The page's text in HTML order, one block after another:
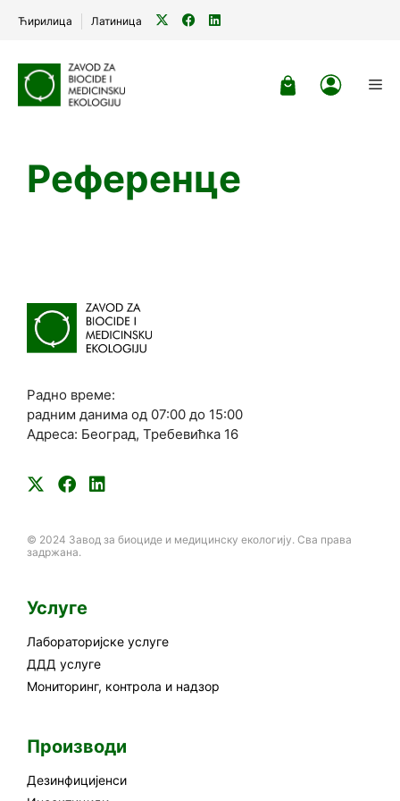
Ћирилица Латиница
content
Референце
Радно време:
радним данима од 07:00 до 15:00
Адреса: Београд, Требевићка 16
© 2024 Завод за биоциде и медицинску екологију. Сва права
задржана.
Услуге
Лабораторијске услуге
ДДД услуге
Мониторинг, контрола и надзор
Производи
Дезинфицијенси